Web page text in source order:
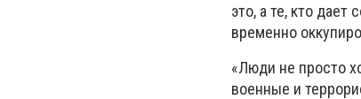
это, а те, кто
временно
«Люди не просто
военные и